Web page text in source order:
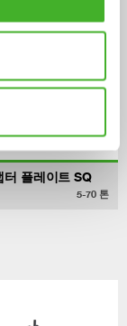
터 플레이트 SQ
5-70 톤